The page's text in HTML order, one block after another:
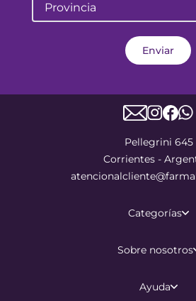
Provincia
Enviar
Pellegrini 645
Corrientes -
Categorías
Sobre nosotros
Ayuda